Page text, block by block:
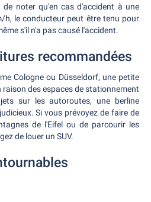
noter qu'en cas d'accident à une
h, le conducteur peut être tenu pour
s'il n'a pas causé l'accident.
recommandées
Cologne ou Düsseldorf, une petite
des espaces de stationnement
sur les autoroutes, une berline
Si vous prévoyez de faire de
de l'Eifel ou de parcourir les
de louer un SUV.